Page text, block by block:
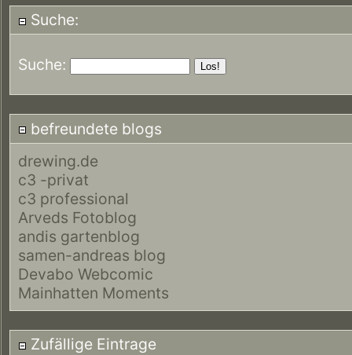
Suche:
Suche:
befreundete blogs
drewing.de
c3 -privat
c3 professional
Arveds Fotoblog
andis gartenblog
samen-andreas blog
Devabo Webcomic
Mainhatten Moments
Zufällige Eintrage